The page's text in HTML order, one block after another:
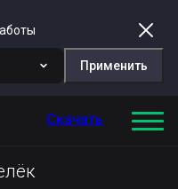
Применить
Скачать